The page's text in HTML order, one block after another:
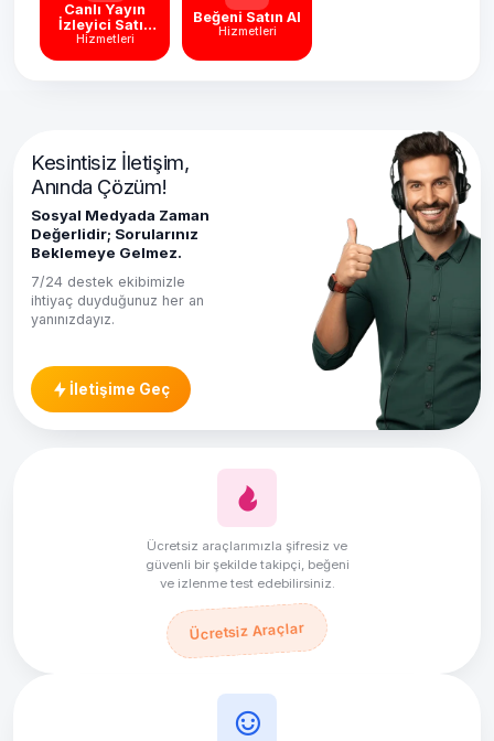
Canlı Yayın
İzleyici Satın
Al
Hizmetleri
Beğeni Satın Al
Hizmetleri
Kesintisiz İletişim,
Anında Çözüm!
Sosyal Medyada Zaman
Değerlidir; Sorularınız
Beklemeye Gelmez.
7/24 destek ekibimizle
ihtiyaç duyduğunuz her an
yanınızdayız.
İletişime Geç
Ücretsiz araçlarımızla şifresiz ve
güvenli bir şekilde takipçi, beğeni
ve izlenme test edebilirsiniz.
Ücretsiz Araçlar